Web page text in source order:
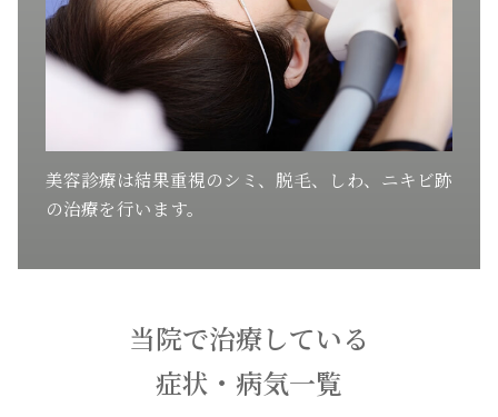
美容診療は結果重視のシミ、脱毛、しわ、ニキビ跡
の治療を行います。
当院で治療している
症状・病気一覧